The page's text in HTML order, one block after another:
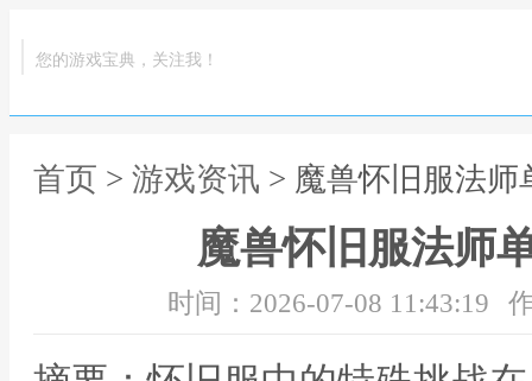
您的游戏宝典，关注我！
首页 > 游戏资讯 > 魔兽怀旧服法师
魔兽怀旧服法师
时间：2026-07-08 11:43:19